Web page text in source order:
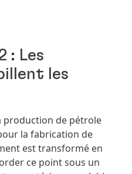
: Les
les
production de pétrole
la fabrication de
est transformé en
ce point sous un